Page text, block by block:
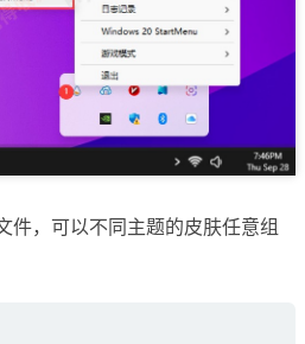
件，可以不同主题的皮肤任意组